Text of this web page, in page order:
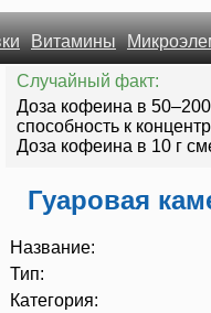
Витамины
Случайный факт:
Доза кофеина в
способность к
Доза кофеина в 10 г
Гуаровая
Название:
Тип:
Категория: